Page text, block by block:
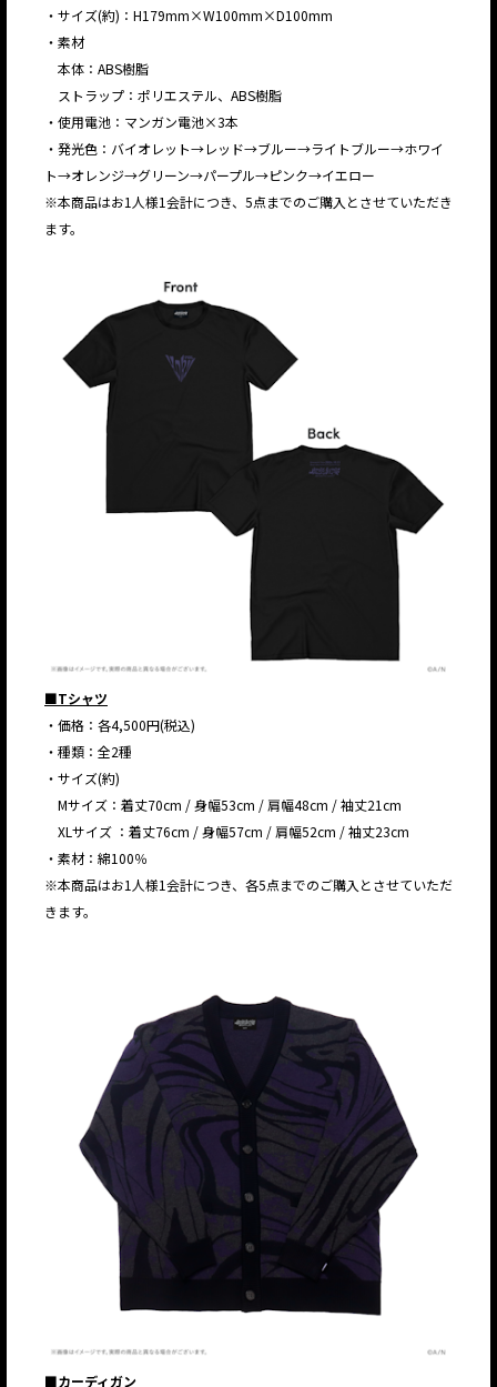
・サイズ(約)：H179mm×W100mm×D100mm
・素材
本体：ABS樹脂
ストラップ：ポリエステル、ABS樹脂
・使用電池：マンガン電池×3本
・発光色：バイオレット→レッド→ブルー→ライトブルー→ホワイ
ト→オレンジ→グリーン→パープル→ピンク→イエロー
※本商品はお1人様1会計につき、5点までのご購入とさせていただき
ます。
■Tシャツ
・価格：各4,500円(税込)
・種類：全2種
・サイズ(約)
Mサイズ：着丈70cm / 身幅53cm / 肩幅48cm / 袖丈21cm
XLサイズ ：着丈76cm / 身幅57cm / 肩幅52cm / 袖丈23cm
・素材：綿100％
※本商品はお1人様1会計につき、各5点までのご購入とさせていただ
きます。
■カーディガン